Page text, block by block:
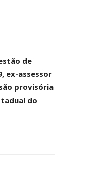
de
ex-assessor
provisória
do